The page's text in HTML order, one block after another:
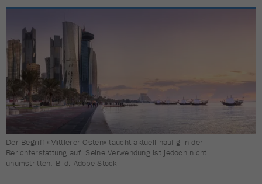
Der Begriff «Mittlerer Osten» taucht aktuell häufig in der
Berichterstattung auf. Seine Verwendung ist jedoch nicht
unumstritten. Bild: Adobe Stock